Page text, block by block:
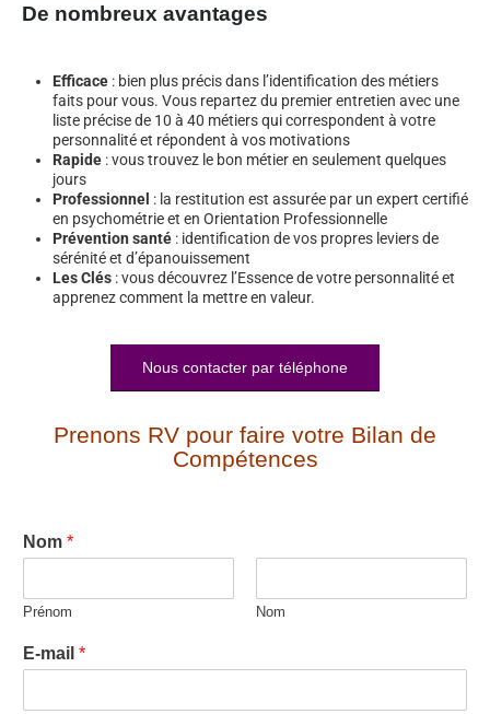
De nombreux avantages
Efficace : bien plus précis dans l’identification des métiers
faits pour vous. Vous repartez du premier entretien avec une
liste précise de 10 à 40 métiers qui correspondent à votre
personnalité et répondent à vos motivations
Rapide : vous trouvez le bon métier en seulement quelques
jours
Professionnel : la restitution est assurée par un expert certifié
en psychométrie et en Orientation Professionnelle
Prévention santé : identification de vos propres leviers de
sérénité et d’épanouissement
Les Clés : vous découvrez l’Essence de votre personnalité et
apprenez comment la mettre en valeur.
Nous contacter par téléphone
Prenons RV pour faire votre Bilan de
Compétences
Nom *
Prénom Nom
E-mail *